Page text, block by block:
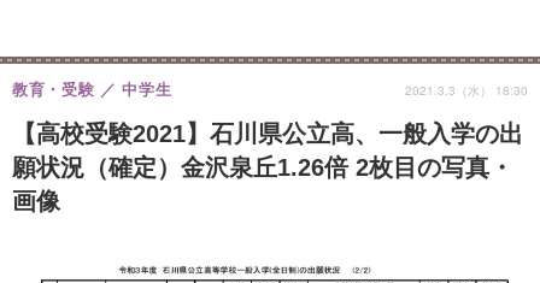
【高校受験2021】石川県公立高、一般入学の出
願状況（確定）金沢泉丘1.26倍 2枚目の写真・
画像
教育・受験 中学生 2021.3.3（水） 18:30